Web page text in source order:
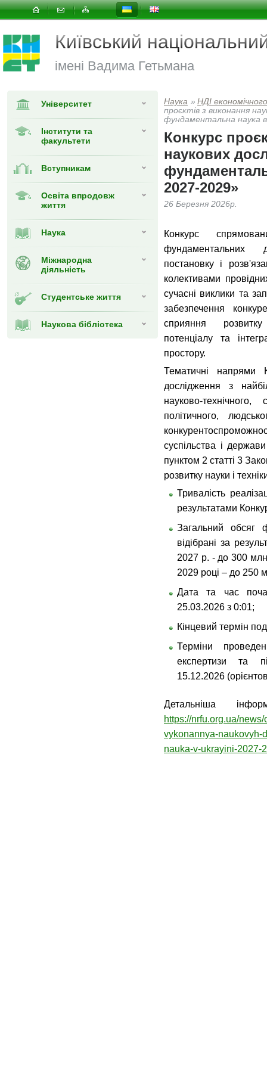
Київський
імені Вадима Гетьмана
Університет
Інститути та
факультети
Вступникам
Освіта впродовж
життя
Наука
Міжнародна
діяльність
Студентське життя
Наукова бібліотека
Наука » НДІ
проєктів з виконання
фундаментальна наука в
Конкурс
наукових
2027-2029»
26 Березня 2026р.
Конкурс
фундаментальних
постановку і
колективами
сучасні виклики та
забезпечення
сприяння розвитку
потенціалу та
простору.
Тематичні напрями
дослідження з
науково-технічного,
політичного,
суспільства і
пунктом 2 статті 3
розвитку науки і
Тривалість
результатами
Загальний обсяг
відібрані за
2027 р. - до 300
2029 році – до 250
Дата та час
25.03.2026 з 0:01;
Кінцевий термін
Терміни
експертизи та
15.12.2026
Детальніша
https://nrfu.org.ua/
vykonannya-naukovyh-
nauka-v-ukrayini-2027-